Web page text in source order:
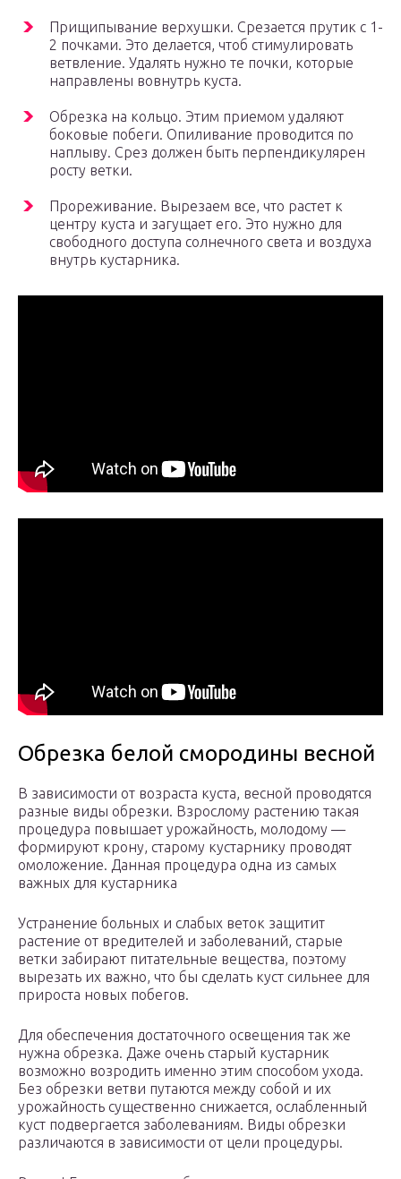
Прищипывание верхушки. Срезается прутик с 1-
2 почками. Это делается, чтоб стимулировать
ветвление. Удалять нужно те почки, которые
направлены вовнутрь куста.
Обрезка на кольцо. Этим приемом удаляют
боковые побеги. Опиливание проводится по
наплыву. Срез должен быть перпендикулярен
росту ветки.
Прореживание. Вырезаем все, что растет к
центру куста и загущает его. Это нужно для
свободного доступа солнечного света и воздуха
внутрь кустарника.
Обрезка белой смородины весной
В зависимости от возраста куста, весной проводятся
разные виды обрезки. Взрослому растению такая
процедура повышает урожайность, молодому —
формируют крону, старому кустарнику проводят
омоложение. Данная процедура одна из самых
важных для кустарника
Устранение больных и слабых веток защитит
растение от вредителей и заболеваний, старые
ветки забирают питательные вещества, поэтому
вырезать их важно, что бы сделать куст сильнее для
прироста новых побегов.
Для обеспечения достаточного освещения так же
нужна обрезка. Даже очень старый кустарник
возможно возродить именно этим способом ухода.
Без обрезки ветви путаются между собой и их
урожайность существенно снижается, ослабленный
куст подвергается заболеваниям. Виды обрезки
различаются в зависимости от цели процедуры.